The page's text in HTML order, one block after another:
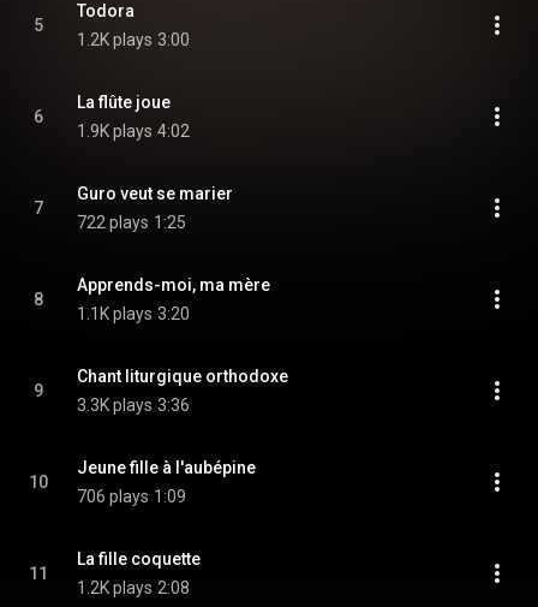
5
Todora
1.2K plays 3:00
6
La flûte joue
1.9K plays 4:02
7
Guro veut se marier
722 plays 1:25
8
Apprends-moi, ma mère
1.1K plays 3:20
9
Chant liturgique orthodoxe
3.3K plays 3:36
10
Jeune fille à l'aubépine
706 plays 1:09
11
La fille coquette
1.2K plays 2:08